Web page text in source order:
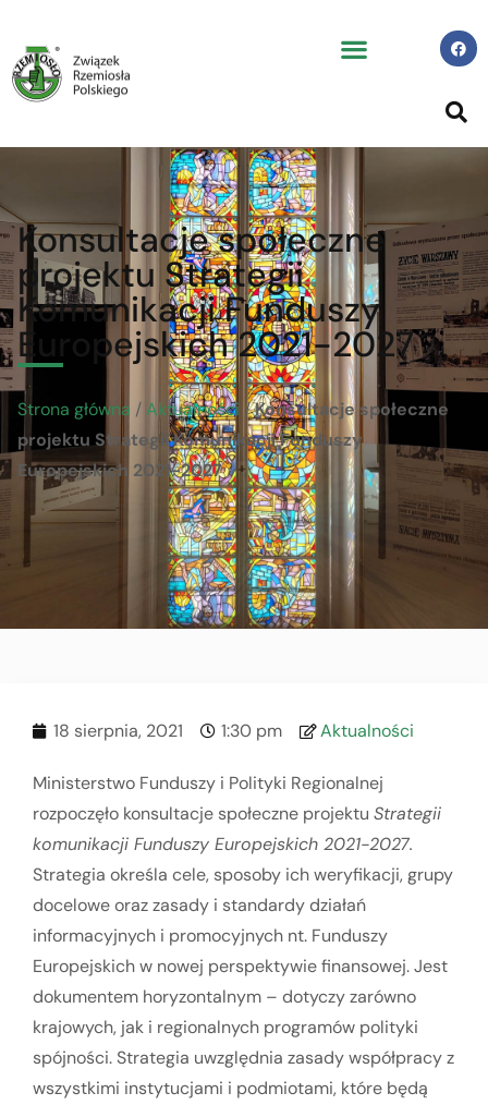
Konsultacje społeczne
projektu Strategii
Komunikacji Funduszy
Europejskich 2021-2027
Strona główna /Aktualności /Konsultacje społeczne
projektu Strategii Komunikacji Funduszy
Europejskich 2021-2027
18 sierpnia, 2021 1:30 pm Aktualności
Ministerstwo Funduszy i Polityki Regionalnej
rozpoczęło konsultacje społeczne projektu Strategii
komunikacji Funduszy Europejskich 2021-2027.
Strategia określa cele, sposoby ich weryfikacji, grupy
docelowe oraz zasady i standardy działań
informacyjnych i promocyjnych nt. Funduszy
Europejskich w nowej perspektywie finansowej. Jest
dokumentem horyzontalnym – dotyczy zarówno
krajowych, jak i regionalnych programów polityki
spójności. Strategia uwzględnia zasady współpracy z
wszystkimi instytucjami i podmiotami, które będą